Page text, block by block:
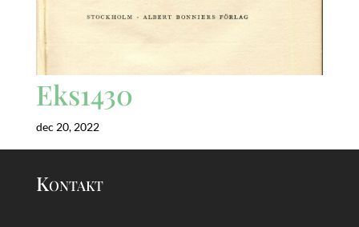
Eks1430
dec 20, 2022
Kontakt